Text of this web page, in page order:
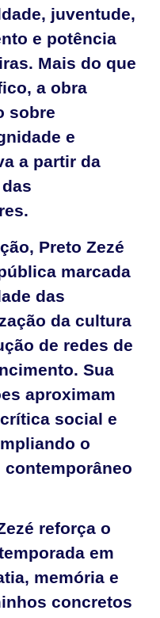
juventude,
e potência
Mais do que
a obra
sobre
e
a partir da
Preto Zezé
marcada
das
da cultura
de redes de
Sua
aproximam
social e
o
reforça o
em
memória e
concretos